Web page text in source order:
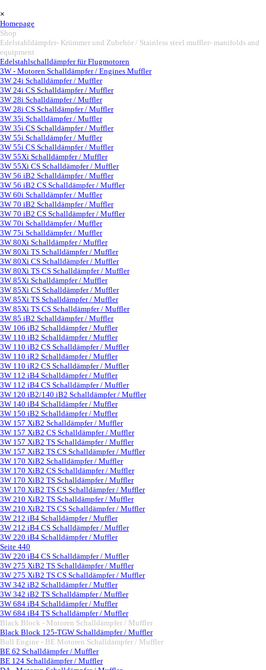
×
Homepage
Shop
Edelstahldämpfer- Krümmer und Zubehör / Stainless steel muffler- manifolds and
equipment
Edelstahlschalldämpfer für Flugmotoren
3W - Motoren Schalldämpfer / Engines Muffler▼
3W 24i Schalldämpfer / Muffler
3W 24i CS Schalldämpfer / Muffler
3W 28i Schalldämpfer / Muffler
3W 28i CS Schalldämpfer / Muffler
3W 35i Schalldämpfer / Muffler
3W 35i CS Schalldämpfer / Muffler
3W 55i Schalldämpfer / Muffler
3W 55i CS Schalldämpfer / Muffler
3W 55Xi Schalldämpfer / Muffler
3W 55Xi CS Schalldämpfer / Muffler
3W 56 iB2 Schalldämpfer / Muffler
3W 56 iB2 CS Schalldämpfer / Muffler
3W 60i Schalldämpfer / Muffler
3W 70 iB2 Schalldämpfer / Muffler
3W 70 iB2 CS Schalldämpfer / Muffler
3W 70i Schalldämpfer / Muffler
3W 75i Schalldämpfer / Muffler
3W 80Xi Schalldämpfer / Muffler
3W 80Xi TS Schalldämpfer / Muffler
3W 80Xi CS Schalldämpfer / Muffler
3W 80Xi TS CS Schalldämpfer / Muffler
3W 85Xi Schalldämpfer / Muffler
3W 85Xi CS Schalldämpfer / Muffler
3W 85Xi TS Schalldämpfer / Muffler
3W 85Xi TS CS Schalldämpfer / Muffler
3W 85 iB2 Schalldämpfer / Muffler
3W 106 iB2 Schalldämpfer / Muffler
3W 110 iB2 Schalldämpfer / Muffler
3W 110 iB2 CS Schalldämpfer / Muffler
3W 110 iR2 Schalldämpfer / Muffler
3W 110 iR2 CS Schalldämpfer / Muffler
3W 112 iB4 Schalldämpfer / Muffler
3W 112 iB4 CS Schalldämpfer / Muffler
3W 120 iB2/140 iB2 Schalldämpfer / Muffler
3W 140 iB4 Schalldämpfer / Muffler
3W 150 iB2 Schalldämpfer / Muffler
3W 157 XiB2 Schalldämpfer / Muffler
3W 157 XiB2 CS Schalldämpfer / Muffler
3W 157 XiB2 TS Schalldämpfer / Muffler
3W 157 XiB2 TS CS Schalldämpfer / Muffler
3W 170 XiB2 Schalldämpfer / Muffler
3W 170 XiB2 CS Schalldämpfer / Muffler
3W 170 XiB2 TS Schalldämpfer / Muffler
3W 170 XiB2 TS CS Schalldämpfer / Muffler
3W 210 XiB2 TS Schalldämpfer / Muffler
3W 210 XiB2 TS CS Schalldämpfer / Muffler
3W 212 iB4 Schalldämpfer / Muffler
3W 212 iB4 CS Schalldämpfer / Muffler
3W 220 iB4 Schalldämpfer / Muffler
Seite 440
3W 220 iB4 CS Schalldämpfer / Muffler
3W 275 XiB2 TS Schalldämpfer / Muffler
3W 275 XiB2 TS CS Schalldämpfer / Muffler
3W 342 iB2 Schalldämpfer / Muffler
3W 342 iB2 TS Schalldämpfer / Muffler
3W 684 iB4 Schalldämpfer / Muffler
3W 684 iB4 TS Schalldämpfer / Muffler
Black Block - Motoren Schalldämpfer / Muffler
Black Block 125-TGW Schalldämpfer / Muffler
Bull Engine - BE Motoren Schalldämpfer / Muffler
BE 62 Schalldämpfer / Muffler
BE 124 Schalldämpfer / Muffler